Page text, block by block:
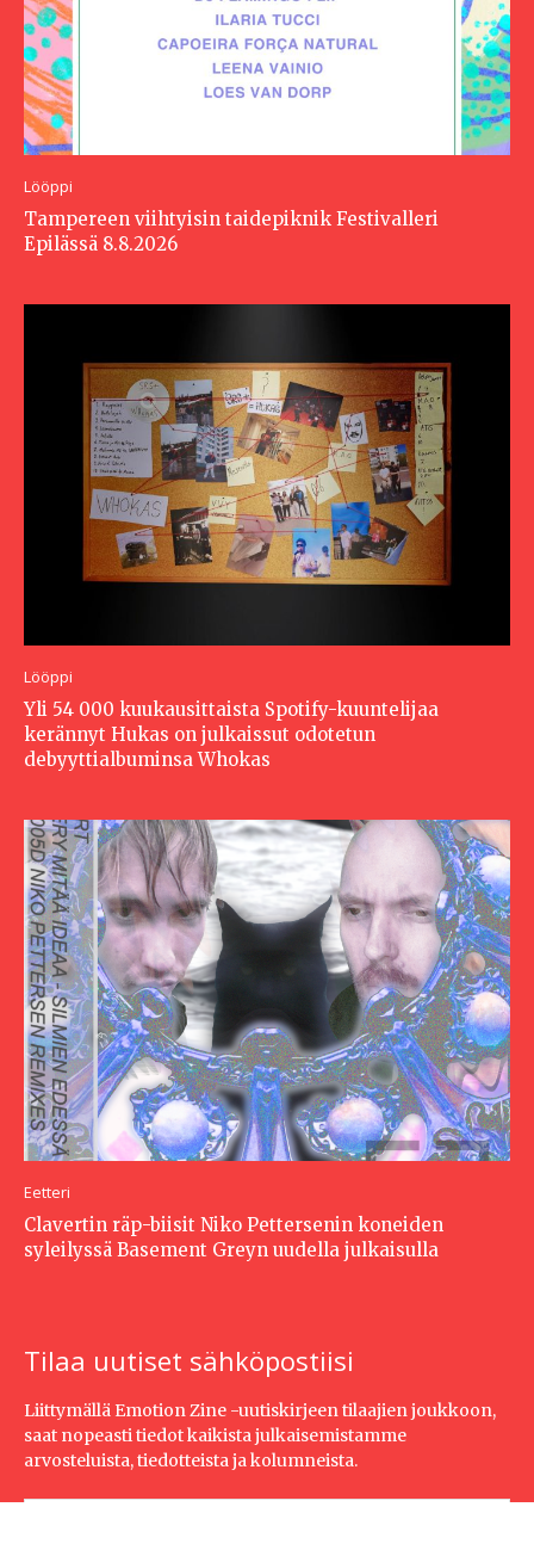
Lööppi
Tampereen viihtyisin taidepiknik Festivalleri
Epilässä 8.8.2026
Lööppi
Yli 54 000 kuukausittaista Spotify-kuuntelijaa
kerännyt Hukas on julkaissut odotetun
debyyttialbuminsa Whokas
Eetteri
Clavertin räp-biisit Niko Pettersenin koneiden
syleilyssä Basement Greyn uudella julkaisulla
Tilaa uutiset sähköpostiisi
Liittymällä Emotion Zine -uutiskirjeen tilaajien joukkoon,
saat nopeasti tiedot kaikista julkaisemistamme
arvosteluista, tiedotteista ja kolumneista.